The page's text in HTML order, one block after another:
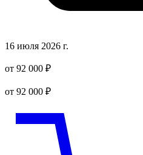
16 июля 2026 г.
от 92 000 ₽
от 92 000 ₽